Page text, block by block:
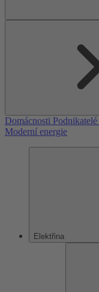
Domácnosti Podnikatelé
Moderní energie
Elektřina